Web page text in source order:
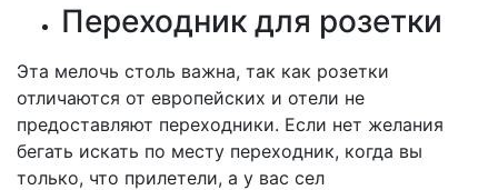
Переходник для розетки
Эта мелочь столь важна, так как розетки
отличаются от европейских и отели не
предоставляют переходники. Если нет желания
бегать искать по месту переходник, когда вы
только, что прилетели, а у вас сел